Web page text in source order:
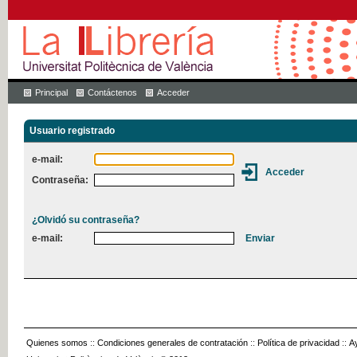
Principal Contáctenos Acceder
Usuario registrado
e-mail:
Contraseña:
¿Olvidó su contraseña?
e-mail:
Quienes somos :: Condiciones generales de contratación :: Política de privacidad ::